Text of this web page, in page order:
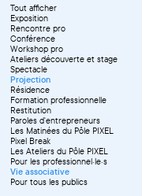
Juin
Septembre
Octobre
Novembre
Tout afficher
Exposition
Rencontre pro
Conférence
Workshop pro
Ateliers découverte et stage
Spectacle
Projection
Résidence
Formation professionnelle
Restitution
Paroles d'entrepreneurs
Les Matinées du Pôle PIXEL
Pixel Break
Les Ateliers du Pôle PIXEL
Pour les professionnel·le·s
Vie associative
Pour tous les publics